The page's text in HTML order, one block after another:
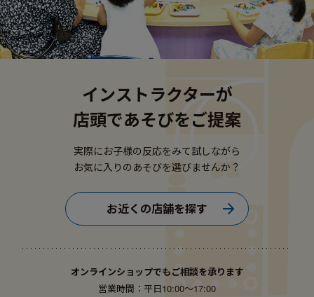
インストラクターが
店頭であそびをご提案
実際にお子様の反応をみて試しながら
お気に入りのあそびを選びませんか？
お近くの店舗を探す
オンラインショップでもご相談を承ります
営業時間：平日10:00〜17:00